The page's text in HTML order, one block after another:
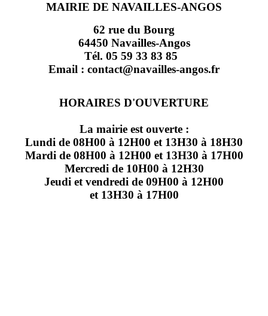
MAIRIE DE NAVAILLES-ANGOS
62 rue du Bourg
64450 Navailles-Angos
Tél. 05 59 33 83 85
Email : contact@navailles-angos.fr
HORAIRES D'OUVERTURE
La mairie est ouverte :
Lundi de 08H00 à 12H00 et 13H30 à 18H30
Mardi de 08H00 à 12H00 et 13H30 à 17H00
Mercredi de 10H00 à 12H30
Jeudi et vendredi de 09H00 à 12H00
et 13H30 à 17H00